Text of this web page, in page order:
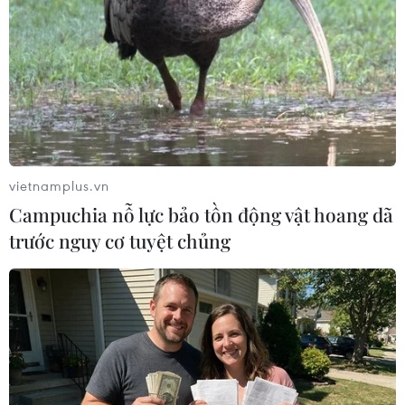
U23 Việt Nam thay nửa đội hình ra sân khi
đối đầu U23 Malaysia
08/06/2022 11:51
So với trận gặp U23 Hàn Quốc, huấn luyện viên Gong
Oh-kyun đã quyết định thay đến 5 cầu thủ trong đội
hình xuất phát khi đối đầu U23 Malaysia.
vietnamplus.vn
Campuchia nỗ lực bảo tồn động vật hoang dã
trước nguy cơ tuyệt chủng